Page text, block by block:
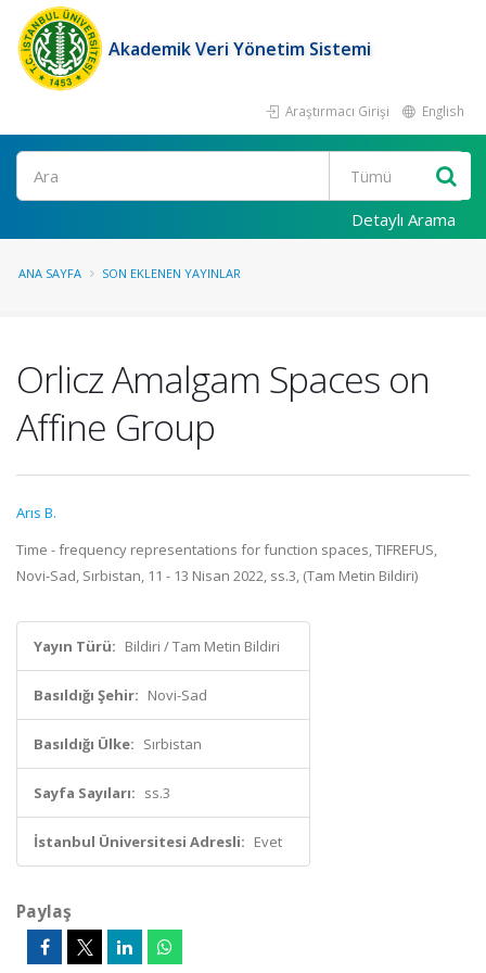
Akademik Veri Yönetim Sistemi
Araştırmacı Girişi English
Ara
Detaylı Arama
ANA SAYFA SON EKLENEN YAYINLAR
Orlicz Amalgam Spaces on
Affine Group
Arıs B.
Time - frequency representations for function spaces, TIFREFUS,
Novi-Sad, Sırbistan, 11 - 13 Nisan 2022, ss.3, (Tam Metin Bildiri)
Yayın Türü: Bildiri / Tam Metin Bildiri
Basıldığı Şehir: Novi-Sad
Basıldığı Ülke: Sırbistan
Sayfa Sayıları: ss.3
İstanbul Üniversitesi Adresli: Evet
Paylaş